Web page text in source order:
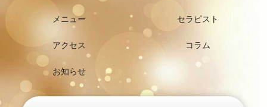
メニュー セラピスト
アクセス コラム
お知らせ